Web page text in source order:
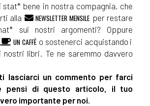
bene in nostra compagnia, che
alla
NEWSLETTER MENSILE per restare
sui nostri argomenti? Oppure
UN CAFFÈ o sostenerci acquistando i
libri. Te ne saremmo davvero
lasciarci un commento per farci
pensi di questo articolo, il tuo
importante per noi.